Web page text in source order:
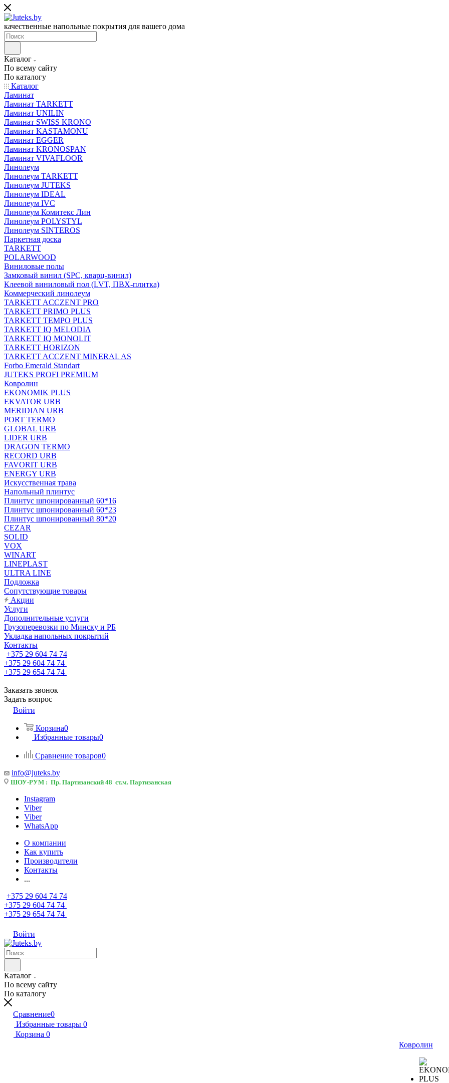
качественные напольные покрытия для вашего дома
Каталог
По всему сайту
По каталогу
Каталог
Ламинат
Ламинат TARKETT
Ламинат UNILIN
Ламинат SWISS KRONO
Ламинат KASTAMONU
Ламинат EGGER
Ламинат KRONOSPAN
Ламинат VIVAFLOOR
Линолеум
Линолеум TARKETT
Линолеум JUTEKS
Линолеум IDEAL
Линолеум IVC
Линолеум Комитекс Лин
Линолеум POLYSTYL
Линолеум SINTEROS
Паркетная доска
TARKETT
POLARWOOD
Виниловые полы
Замковый винил (SPC, кварц-винил)
Клеевой виниловый пол (LVT, ПВХ-плитка)
Коммерческий линолеум
TARKETT ACCZENT PRO
TARKETT PRIMO PLUS
TARKETT TEMPO PLUS
TARKETT IQ MELODIA
TARKETT IQ MONOLIT
TARKETT HORIZON
TARKETT ACCZENT MINERAL AS
Forbo Emerald Standart
JUTEKS PROFI PREMIUM
Ковролин
EKONOMIK PLUS
EKVATOR URB
MERIDIAN URB
PORT TERMO
GLOBAL URB
LIDER URB
DRAGON TERMO
RECORD URB
FAVORIT URB
ENERGY URB
Искусственная трава
Напольный плинтус
Плинтус шпонированный 60*16
Плинтус шпонированный 60*23
Плинтус шпонированный 80*20
CEZAR
SOLID
VOX
WINART
LINEPLAST
ULTRA LINE
Подложка
Сопутствующие товары
Акции
Услуги
Дополнительные услуги
Грузоперевозки по Минску и РБ
Укладка напольных покрытий
Контакты
+375 29 604 74 74
+375 29 604 74 74
+375 29 654 74 74
Заказать звонок
Задать вопрос
Войти
Корзина0
Избранные товары0
Сравнение товаров0
info@juteks.by
ШОУ-РУМ : Пр. Партизанский 48 ст.м. Партизанская
Instagram
Viber
Viber
WhatsApp
О компании
Как купить
Производители
Контакты
...
+375 29 604 74 74
+375 29 604 74 74
+375 29 654 74 74
Войти
Каталог
По всему сайту
По каталогу
Сравнение0
Избранные товары 0
Корзина 0
Ковролин